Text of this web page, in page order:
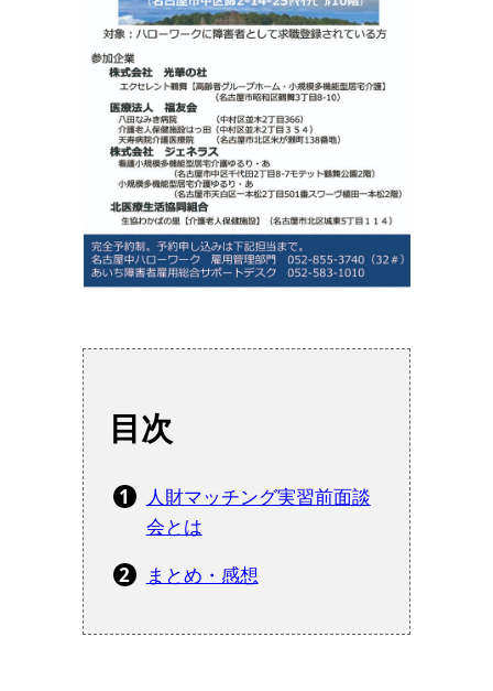
目次
人財マッチング実習前面談
会とは
まとめ・感想